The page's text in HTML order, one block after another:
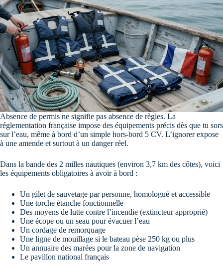
Absence de permis ne signifie pas absence de règles. La
réglementation française impose des équipements précis dès que tu sors
sur l’eau, même à bord d’un simple hors-bord 5 CV. L’ignorer expose
à une amende et surtout à un danger réel.
Dans la bande des 2 milles nautiques (environ 3,7 km des côtes), voici
les équipements obligatoires à avoir à bord :
Un gilet de sauvetage par personne, homologué et accessible
Une torche étanche fonctionnelle
Des moyens de lutte contre l’incendie (extincteur approprié)
Une écope ou un seau pour évacuer l’eau
Un cordage de remorquage
Une ligne de mouillage si le bateau pèse 250 kg ou plus
Un annuaire des marées pour la zone de navigation
Le pavillon national français